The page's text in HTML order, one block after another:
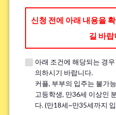
17:00） *
※견학 전에 전화나 LINE, Zoom을 통
※이미 견학을 진행한 분은 ｢견학했음｣
신청 전에 아래 내용을
길 바랍
아래 조건에 해당되는 경
의하시기 바랍니다.
커플, 부부의 입주는 불가
고등학생, 만36세 이상인
다. (만18세~만35세까지